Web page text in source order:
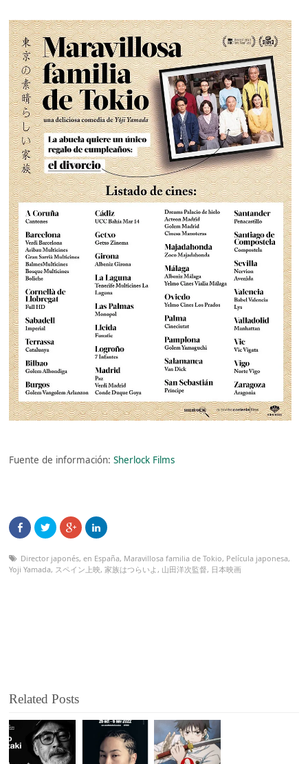
Fuente de información:Sherlock Films
Director japonés,en España, Maravillosa familia de Tokio, Película japonesa,
Yoji Yamada, スペイン上映,家族はつらいよ, 山田洋次監督, 日本映画
Related Posts